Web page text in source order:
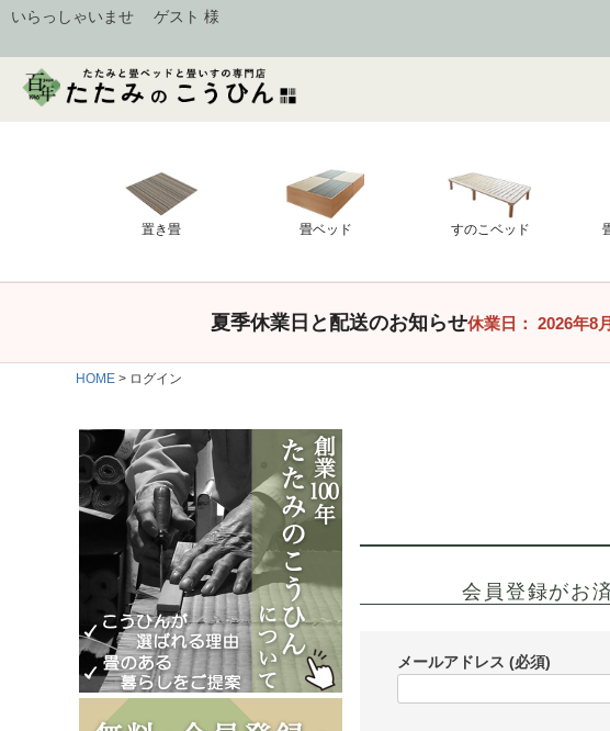
いらっしゃいませ ゲスト 様
置き畳 畳ベッド すのこベッド
夏季休業日と配送のお知らせ休業日： 2026年8
HOME ログイン
会員登録がお
メールアドレス (必須)